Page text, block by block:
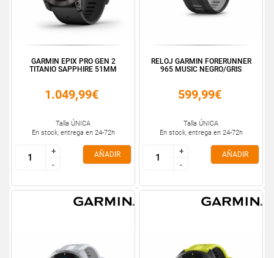
GARMIN EPIX PRO GEN 2
TITANIO SAPPHIRE 51MM
1.049,99€
Talla ÚNICA
En stock, entrega en 24-72h
+
-
+
-
AÑADIR
RELOJ GARMIN FORERUNNER
965 MUSIC NEGRO/GRIS
599,99€
Talla ÚNICA
En stock, entrega en 24-72h
+
-
+
-
AÑADIR